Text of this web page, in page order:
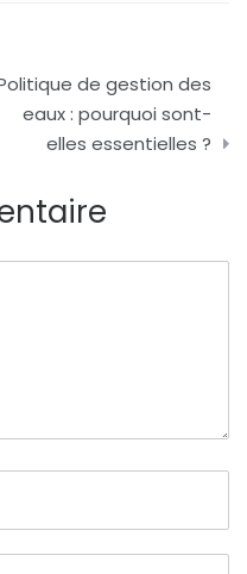
de gestion des
eaux : pourquoi sont-
elles essentielles ?